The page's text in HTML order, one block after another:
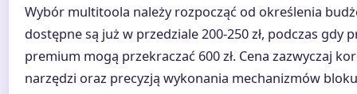
Wybór multitoola należy rozpocząć od określenia
dostępne są już w przedziale 200-250 zł, podczas gdy
premium mogą przekraczać 600 zł. Cena zazwyczaj
narzędzi oraz precyzją wykonania mechanizmów